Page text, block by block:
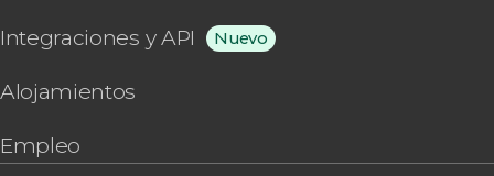
Integraciones y API Nuevo
Alojamientos
Empleo